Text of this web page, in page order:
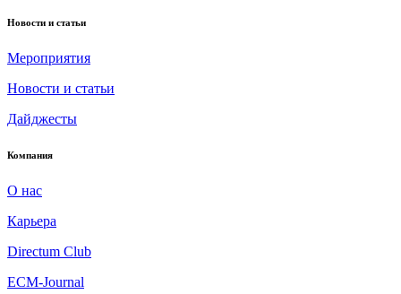
Новости и статьи
Мероприятия
Новости и статьи
Дайджесты
Компания
О нас
Карьера
Directum Club
ECM-Journal